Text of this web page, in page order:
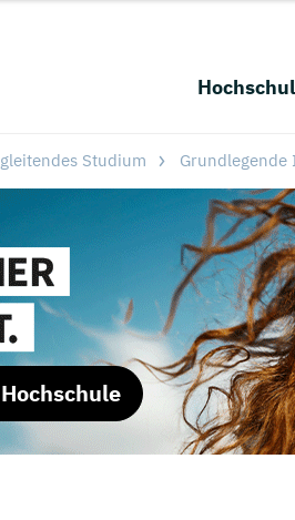
Studium Grundlegende